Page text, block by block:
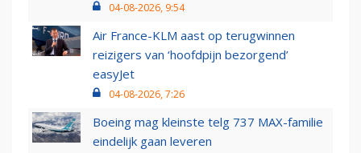
04-08-2026, 9:54
Air France-KLM aast op terugwinnen
reizigers van ‘hoofdpijn bezorgend’
easyJet
04-08-2026, 7:26
Boeing mag kleinste telg 737 MAX-familie
eindelijk gaan leveren